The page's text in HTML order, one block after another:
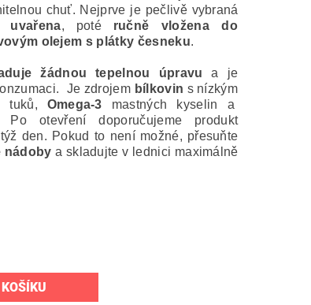
chuť. Nejprve je pečlivě vybraná
uvařena, poté ručně vložena do
olejem s plátky česneku.
žádnou tepelnou úpravu a je
Je zdrojem bílkovin s nízkým
tuků, Omega-3 mastných kyselin a
Po otevření doporučujeme produkt
den. Pokud to není možné, přesuňte
nádoby a skladujte v lednici maximálně